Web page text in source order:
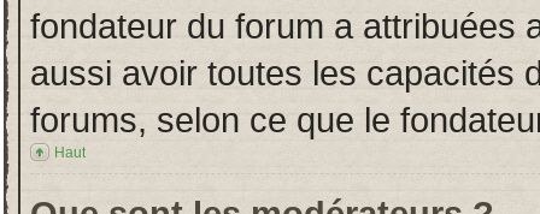
fondateur du forum a attribuées
aussi avoir toutes les capacités
forums, selon ce que le
Haut